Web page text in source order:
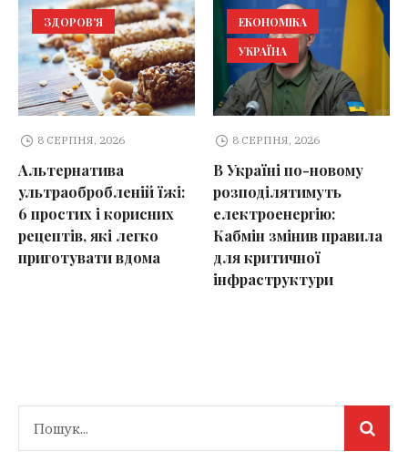
ЗДОРОВ'Я
8 СЕРПНЯ, 2026
Альтернатива
ультраобробленій їжі:
6 простих і корисних
рецептів, які легко
приготувати вдома
ЕКОНОМІКА
УКРАЇНА
8 СЕРПНЯ, 2026
В Україні по-новому
розподілятимуть
електроенергію:
Кабмін змінив правила
для критичної
інфраструктури